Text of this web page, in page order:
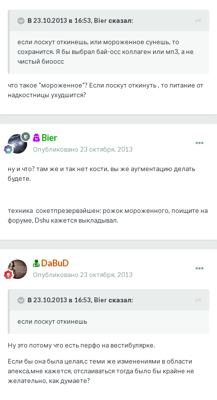
В 23.10.2013 в 16:53, Bier сказал:
если лоскут откинешь, или мороженное сунешь, то
сохранится. Я бы выбрал бай-осс коллаген или мп3, а не
чистый биоосс
что такое "мороженное"? Если лоскут откинуть , то питание от
надкостницы ухудшится?
Bier
Опубликовано 23 октября, 2013
ну и что? там же и так нет кости, вы же аугментацию делать
будете.
техника сокетпрезервэйшен: рожок мороженного, поищите на
форуме, Dshu кажется выкладывал.
DaBuD
Опубликовано 23 октября, 2013
В 23.10.2013 в 16:53, Bier сказал:
если лоскут откинешь
Ну это потому что есть перфо на вестибулярке.
Если бы она была целая,с теми же изменениями в области
апекса,мне кажется, отслаиваться тогда было бы крайне не
желательно, как думаете?